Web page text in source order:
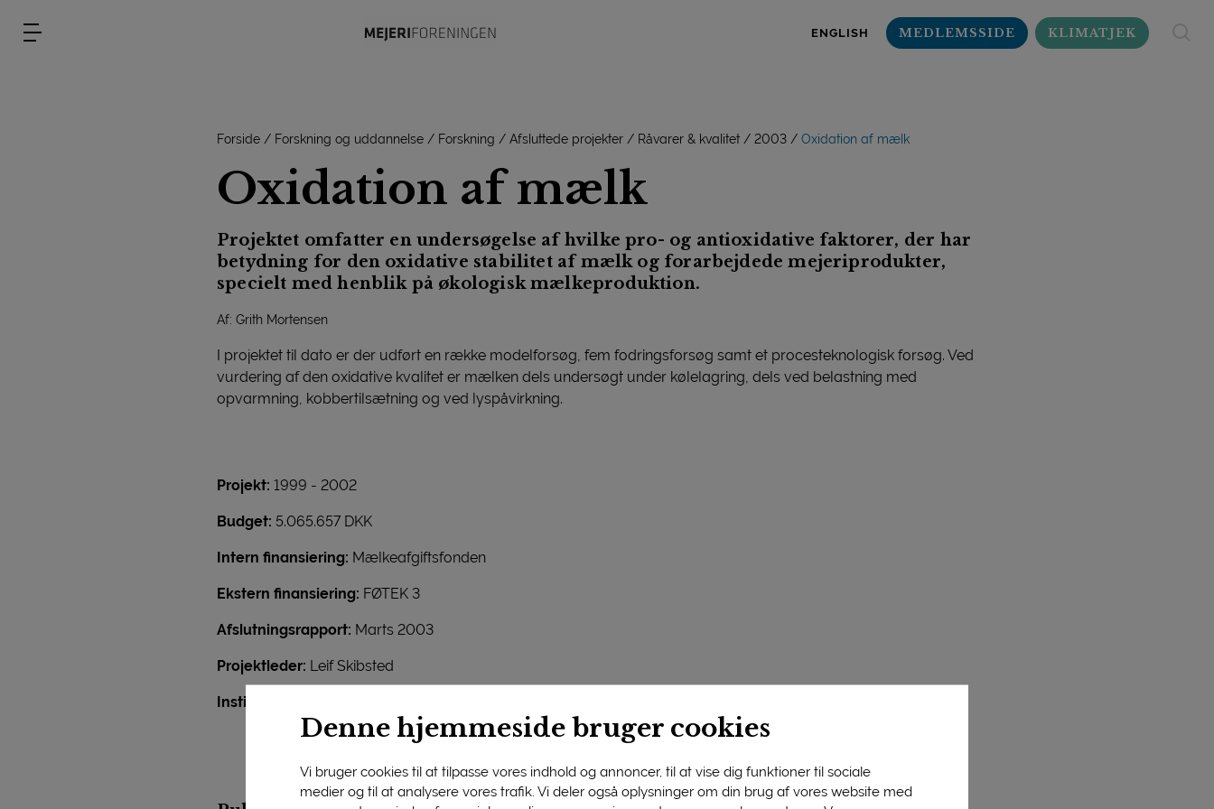
Denne hjemmeside bruger cookies
Vi bruger cookies til at tilpasse vores indhold og annoncer, til at vise dig funktioner til sociale
medier og til at analysere vores trafik. Vi deler også oplysninger om din brug af vores website med
ENGLISH MEDLEMSSIDE KLIMATJEK
Forside Forskning og uddannelse Forskning Afsluttede projekter Råvarer & kvalitet 2003 Oxidation af mælk
Oxidation af mælk
Projektet omfatter en undersøgelse af hvilke pro- og antioxidative faktorer, der har
betydning for den oxidative stabilitet af mælk og forarbejdede mejeriprodukter,
specielt med henblik på økologisk mælkeproduktion.
Af: Grith Mortensen
I projektet til dato er der udført en række modelforsøg, fem fodringsforsøg samt et procesteknologisk forsøg. Ved
vurdering af den oxidative kvalitet er mælken dels undersøgt under kølelagring, dels ved belastning med
opvarmning, kobbertilsætning og ved lyspåvirkning.
Projekt: 1999 - 2002
Budget: 5.065.657 DKK
Intern finansiering: Mælkeafgiftsfonden
Ekstern finansiering: FØTEK 3
Afslutningsrapport: Marts 2003
Projektleder: Leif Skibsted
Institution: